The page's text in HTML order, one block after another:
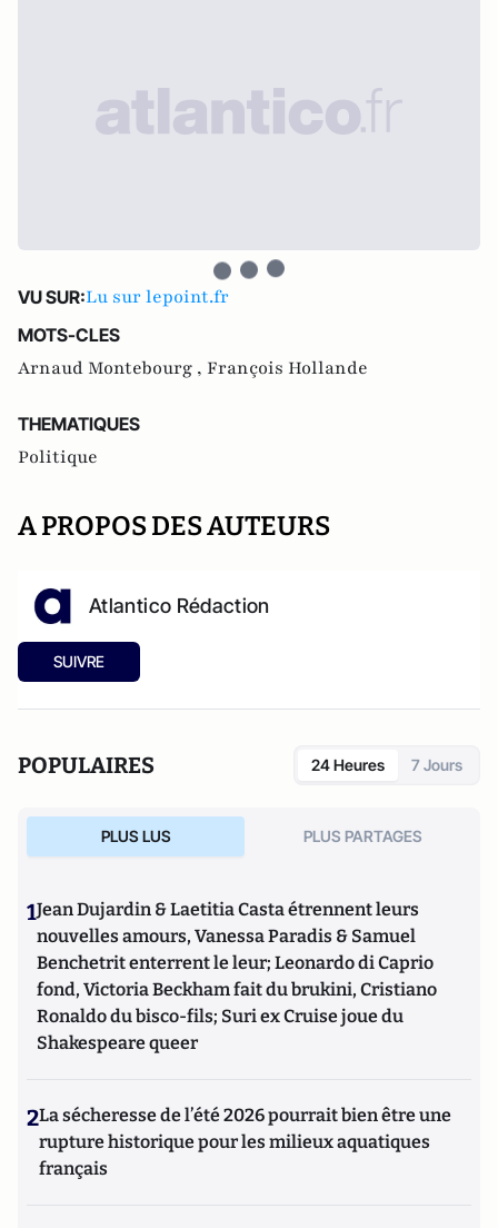
VU SUR:Lu sur lepoint.fr
MOTS-CLES
Arnaud Montebourg , François Hollande
THEMATIQUES
Politique
A PROPOS DES AUTEURS
Atlantico Rédaction
SUIVRE
POPULAIRES 24 Heures 7 Jours
PLUS LUS PLUS PARTAGES
1Jean Dujardin & Laetitia Casta étrennent leurs
nouvelles amours, Vanessa Paradis & Samuel
Benchetrit enterrent le leur; Leonardo di Caprio
fond, Victoria Beckham fait du brukini, Cristiano
Ronaldo du bisco-fils; Suri ex Cruise joue du
Shakespeare queer
2La sécheresse de l’été 2026 pourrait bien être une
rupture historique pour les milieux aquatiques
français